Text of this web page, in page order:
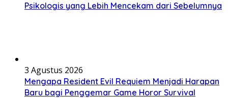
Psikologis yang Lebih Mencekam dari Sebelumnya
3 Agustus 2026
Mengapa Resident Evil Requiem Menjadi Harapan
Baru bagi Penggemar Game Horor Survival